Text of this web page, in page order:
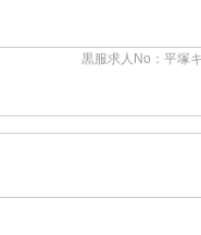
黒服求人No：平塚